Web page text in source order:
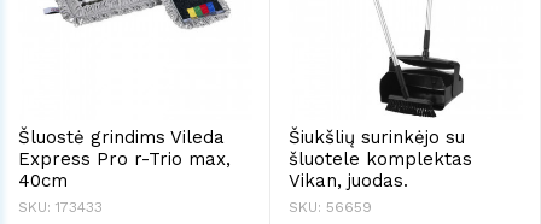
Šluostė grindims Vileda
Express Pro r-Trio max,
40cm
SKU: 173433
Šiukšlių surinkėjo su
šluotele komplektas
Vikan, juodas.
SKU: 56659